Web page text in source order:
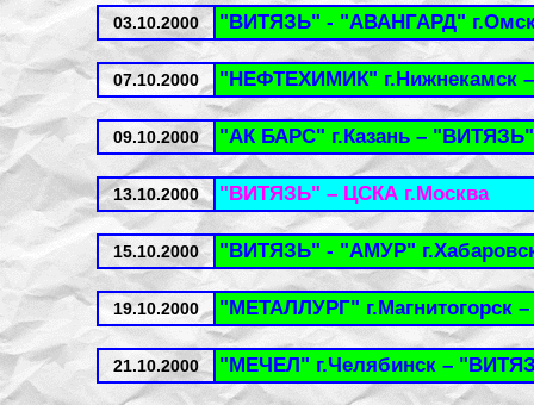
03.10.2000 "ВИТЯЗЬ" - "АВАНГАРД"
07.10.2000 "НЕФТЕХИМИК" г.Нижнекамск
09.10.2000 "АК БАРС" г.Казань – "ВИТЯЗЬ"
13.10.2000 "ВИТЯЗЬ" – ЦСКА г.Москва
15.10.2000 "ВИТЯЗЬ" - "АМУР"
19.10.2000 "МЕТАЛЛУРГ" г.Магнитогорск
21.10.2000 "МЕЧЕЛ" г.Челябинск –